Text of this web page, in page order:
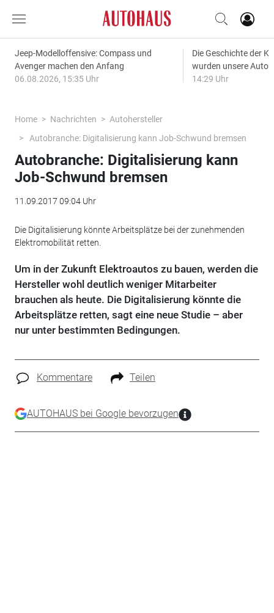
Jeep-Modelloffensive: Compass und
Avenger machen den Anfang
06.08.2026, 15:35 Uhr
Die Geschichte der
wurden unsere
14:29 Uhr
Home Nachrichten
Autohersteller
Autobranche: Digitalisierung kann Job-Schwund bremsen
Autobranche: Digitalisierung kann
Job-Schwund bremsen
11.09.2017 09:04 Uhr
Die Digitalisierung könnte Arbeitsplätze bei der zunehmenden
Elektromobilität retten.
Um in der Zukunft Elektroautos zu bauen, werden die
Hersteller wohl deutlich weniger Mitarbeiter
brauchen als heute. Die Digitalisierung könnte die
Arbeitsplätze retten, sagt eine neue Studie – aber
nur unter bestimmten Bedingungen.
Kommentare Teilen
AUTOHAUS bei Google bevorzugen